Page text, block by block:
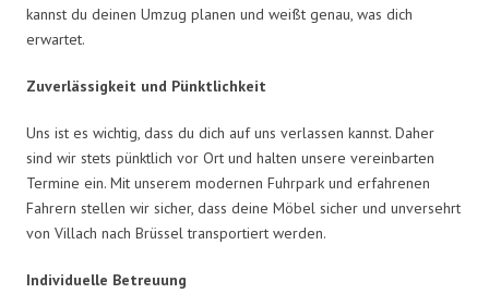
kannst du deinen Umzug planen und weißt genau, was dich
erwartet.
Zuverlässigkeit und Pünktlichkeit
Uns ist es wichtig, dass du dich auf uns verlassen kannst. Daher
sind wir stets pünktlich vor Ort und halten unsere vereinbarten
Termine ein. Mit unserem modernen Fuhrpark und erfahrenen
Fahrern stellen wir sicher, dass deine Möbel sicher und unversehrt
von Villach nach Brüssel transportiert werden.
Individuelle Betreuung